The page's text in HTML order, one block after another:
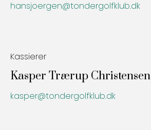
hansjoergen@tondergolfklub.dk
Kassierer
Kasper Trærup Christensen
kasper@tondergolfklub.dk